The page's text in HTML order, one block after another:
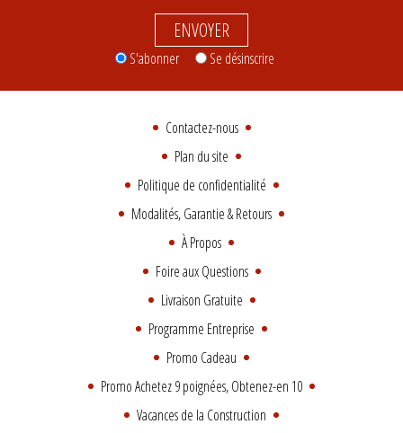
ENVOYER
S'abonner Se désinscrire
Contactez-nous
Plan du site
Politique de confidentialité
Modalités, Garantie & Retours
À Propos
Foire aux Questions
Livraison Gratuite
Programme Entreprise
Promo Cadeau
Promo Achetez 9 poignées, Obtenez-en 10
Vacances de la Construction